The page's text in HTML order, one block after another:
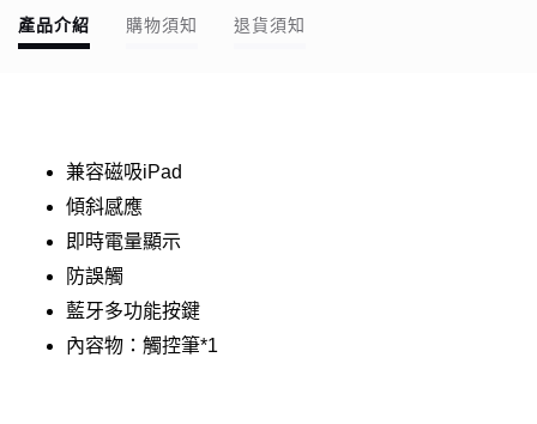
產品介紹 購物須知 退貨須知
兼容磁吸iPad
傾斜感應
即時電量顯示
防誤觸
藍牙多功能按鍵
內容物：觸控筆*1